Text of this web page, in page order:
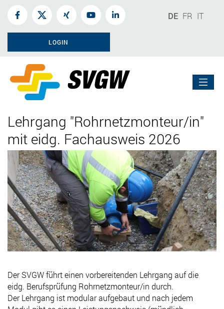
DE FR IT
LOGIN
Lehrgang "Rohrnetzmonteur/in"
mit eidg. Fachausweis 2026
Der SVGW führt einen vorbereitenden Lehrgang auf die
eidg. Berufsprüfung Rohrnetzmonteur/in durch.
Der Lehrgang ist modular aufgebaut und nach jedem